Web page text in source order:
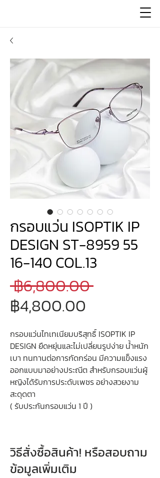
กรอบแว่น ISOPTIK IP
DESIGN ST-8959 55
16-140 COL.13
฿6,800.00 ราคา
฿4,800.00
ขาย
ลด
กรอบแว่นไทเทเนียมบริสุทธิ์ ISOPTIK IP
DESIGN ยืดหยุ่นและไม่เปลี่ยนรูปง่าย น้ำหนัก
เบา ทนทานต่อการกัดกร่อน มีความแข็งแรง
ออกแบบมาอย่างประณีต สำหรับกรอบแว่นผู้
หญิงได้รับการประดับเพชร อย่างสวยงาม
สะดุดตา
( รับประกันกรอบแว่น 1 ปี )
วิธีสั่งซื้อสินค้า! หรือสอบถาม
ข้อมูลเพิ่มเติม